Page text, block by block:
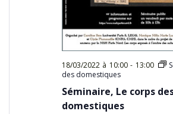
18/03/2022 à 10:00- 13:00
des domestiques
Séminaire, Le corps
domestiques